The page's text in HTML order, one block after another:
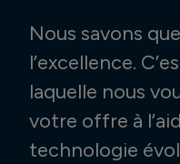
Nous savons
l’excellence.
laquelle nous
votre offre à
technologie